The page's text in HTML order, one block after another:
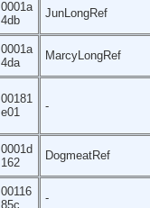
0001a
4db
JunLongRef
0001a
4da
MarcyLongRef
00181
e01
-
0001d
162
DogmeatRef
00116
85c
-